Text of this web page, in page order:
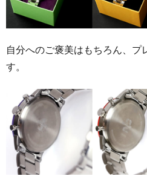
自分へのご褒美はもちろん、プ
す。